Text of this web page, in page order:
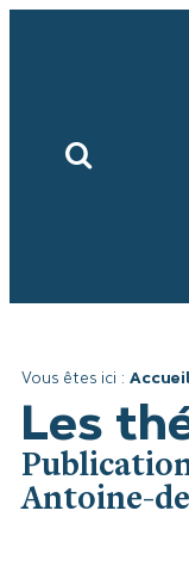
Vous êtes ici : Accueil
Les
Antoine-